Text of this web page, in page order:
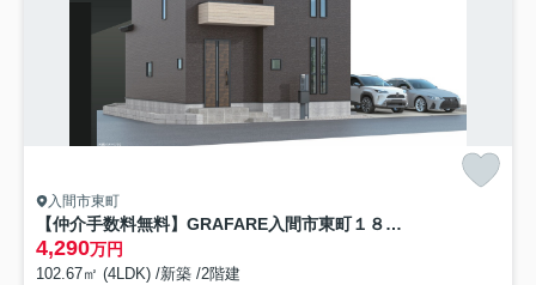
入間市東町
【仲介手数料無料】GRAFARE入間市東町１８期 全1棟
4,290万円
102.67㎡ (4LDK) /新築 /2階建